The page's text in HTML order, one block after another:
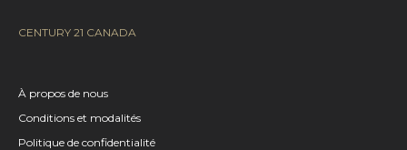
CENTURY 21 CANADA
À propos de nous
Conditions et modalités
Politique de confidentialité